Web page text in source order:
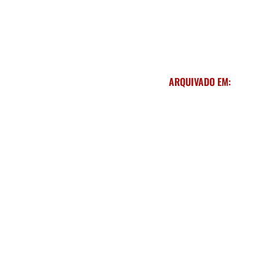
ARQUIVADO EM: